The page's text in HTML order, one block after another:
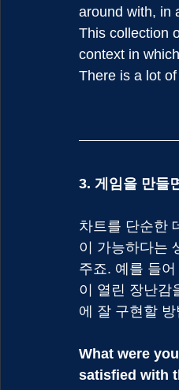
around with, in
This collection
context in
There is a lot
3. 게임을 만들
차트를 단순한
이 가능하다는
주죠. 예를 들
이 열린 장난감
에 잘 구현할
What were
satisfied with